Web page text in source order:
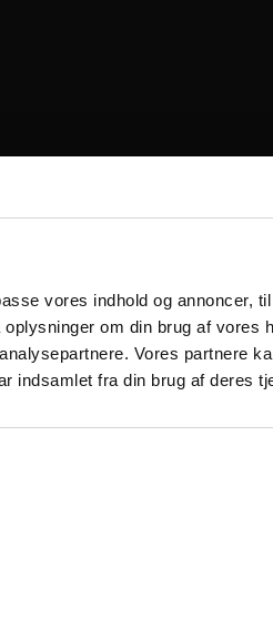
vores indhold og annoncer,
om din brug af vores
Vores partnere
indsamlet fra din brug af deres